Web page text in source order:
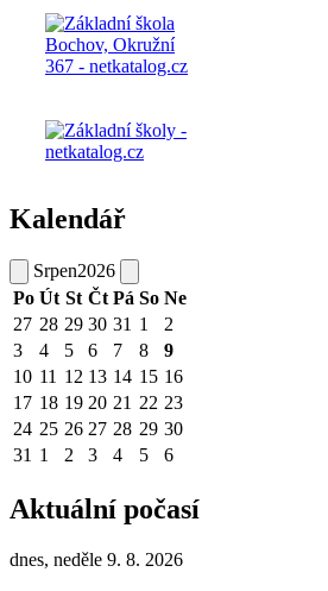
Kalendář
Srpen2026
Po Út St Čt Pá So Ne
27 28 29 30 31 1
2
3
4 5 6 7 8
9
10 11 12 13 14 15 16
17 18 19 20 21 22 23
24 25 26 27 28 29 30
31 1 2 3 4 5 6
Aktuální počasí
dnes, neděle 9. 8. 2026